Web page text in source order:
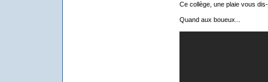
Ce collège, une plaie vous
Quand aux boueux...